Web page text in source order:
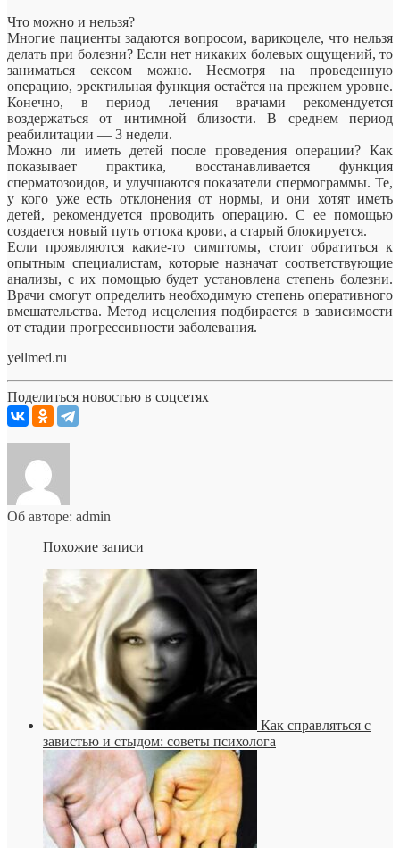
Что можно и нельзя?
Многие пациенты задаются вопросом, варикоцеле, что нельзя
делать при болезни? Если нет никаких болевых ощущений, то
заниматься сексом можно. Несмотря на проведенную
операцию, эректильная функция остаётся на прежнем уровне.
Конечно, в период лечения врачами рекомендуется
воздержаться от интимной близости. В среднем период
реабилитации — 3 недели.
Можно ли иметь детей после проведения операции? Как
показывает практика, восстанавливается функция
сперматозоидов, и улучшаются показатели спермограммы. Те,
у кого уже есть отклонения от нормы, и они хотят иметь
детей, рекомендуется проводить операцию. С ее помощью
создается новый путь оттока крови, а старый блокируется.
Если проявляются какие-то симптомы, стоит обратиться к
опытным специалистам, которые назначат соответствующие
анализы, с их помощью будет установлена степень болезни.
Врачи смогут определить необходимую степень оперативного
вмешательства. Метод исцеления подбирается в зависимости
от стадии прогрессивности заболевания.
yellmed.ru
Поделиться новостью в соцсетях
Об авторе: admin
Похожие записи
Как справляться с
завистью и стыдом: советы психолога